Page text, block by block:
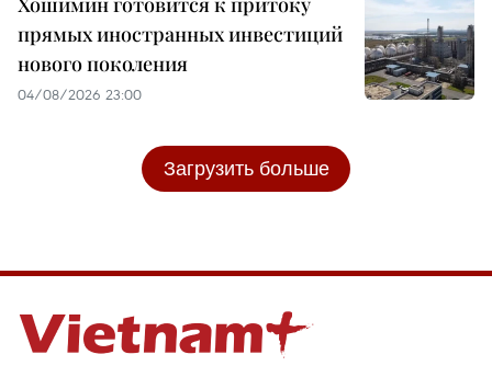
прямых иностранных инвестиций
нового поколения
04/08/2026 23:00
Загрузить больше